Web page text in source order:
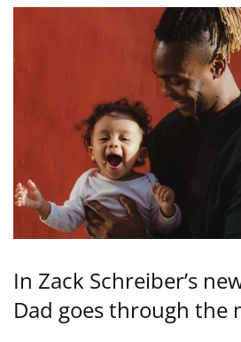
In Zack Schreiber’s
Dad goes through the